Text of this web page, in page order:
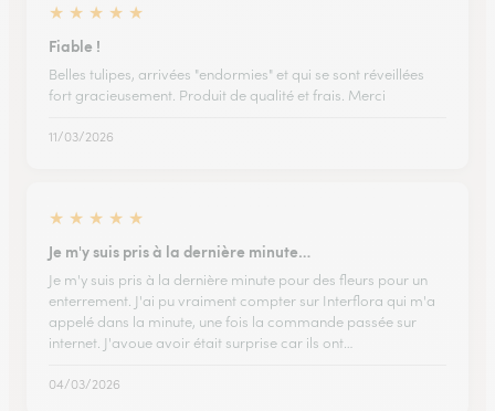
★ ★ ★ ★ ★
Fiable !
Belles tulipes, arrivées "endormies" et qui se sont réveillées
fort gracieusement. Produit de qualité et frais. Merci
11/03/2026
★ ★ ★ ★ ★
Je m'y suis pris à la dernière minute…
Je m'y suis pris à la dernière minute pour des fleurs pour un
enterrement. J'ai pu vraiment compter sur Interflora qui m'a
appelé dans la minute, une fois la commande passée sur
internet. J'avoue avoir était surprise car ils ont…
04/03/2026